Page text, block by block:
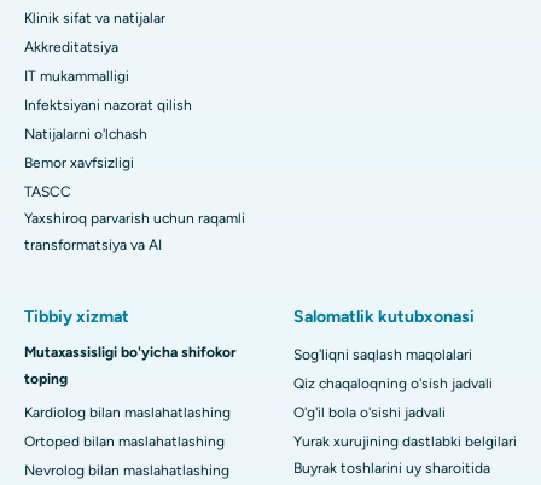
Klinik sifat va natijalar
Akkreditatsiya
IT mukammalligi
Infektsiyani nazorat qilish
Natijalarni o'lchash
Bemor xavfsizligi
TASCC
Yaxshiroq parvarish uchun raqamli
transformatsiya va AI
Tibbiy xizmat
Mutaxassisligi bo'yicha shifokor
toping
Kardiolog bilan maslahatlashing
Ortoped bilan maslahatlashing
Nevrolog bilan maslahatlashing
Salomatlik kutubxonasi
Sog'liqni saqlash maqolalari
Qiz chaqaloqning o'sish jadvali
O'g'il bola o'sishi jadvali
Yurak xurujining dastlabki belgilari
Buyrak toshlarini uy sharoitida